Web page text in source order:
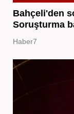
Bahçeli'den
Soruşturma
Haber7